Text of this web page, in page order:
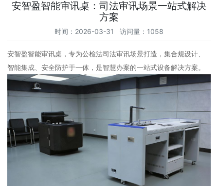
安智盈智能审讯桌：司法审讯场景一站式解决
方案
时间：2026-03-31 访问量：1058
安智盈智能审讯桌，专为公检法司法审讯场景打造，集合规设计、
智能集成、安全防护于一体，是智慧办案的一站式设备解决方案。